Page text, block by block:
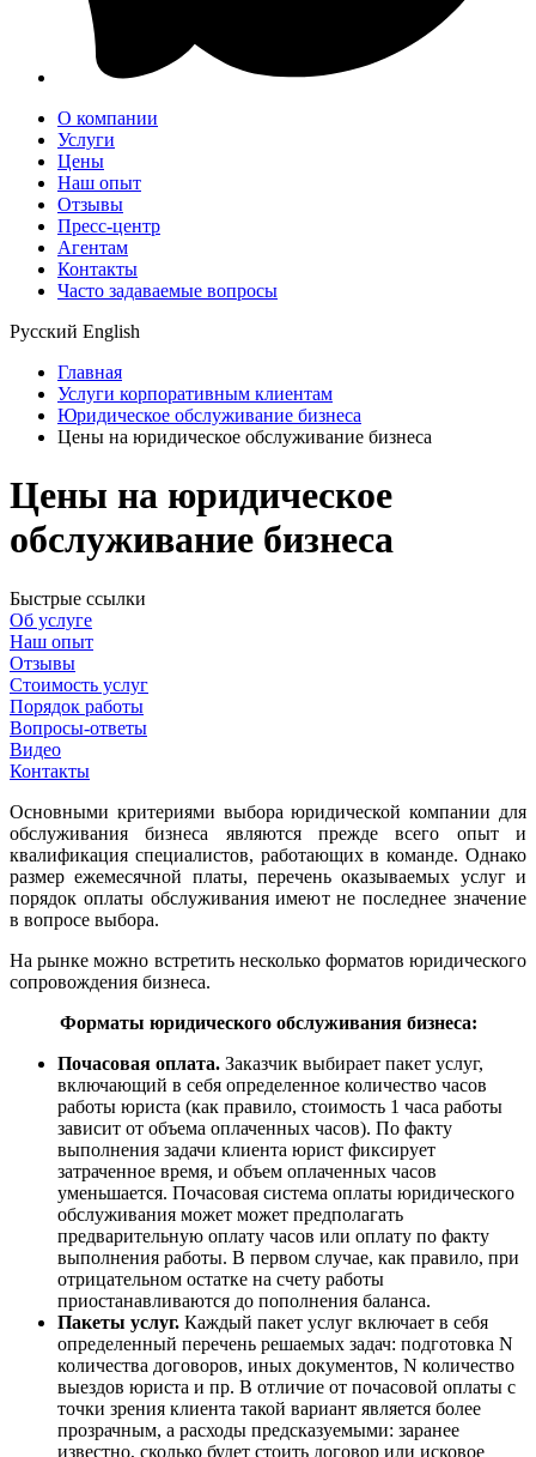
О компании
Услуги
Цены
Наш опыт
Отзывы
Пресс-центр
Агентам
Контакты
Часто задаваемые вопросы
Русский English
Главная
Услуги корпоративным клиентам
Юридическое обслуживание бизнеса
Цены на юридическое обслуживание бизнеса
Цены на юридическое
обслуживание бизнеса
Быстрые ссылки
Об услуге
Наш опыт
Отзывы
Стоимость услуг
Порядок работы
Вопросы-ответы
Видео
Контакты
Основными критериями выбора юридической компании для
обслуживания бизнеса являются прежде всего опыт и
квалификация специалистов, работающих в команде. Однако
размер ежемесячной платы, перечень оказываемых услуг и
порядок оплаты обслуживания имеют не последнее значение
в вопросе выбора.
На рынке можно встретить несколько форматов юридического
сопровождения бизнеса.
Форматы юридического обслуживания бизнеса:
Почасовая оплата. Заказчик выбирает пакет услуг,
включающий в себя определенное количество часов
работы юриста (как правило, стоимость 1 часа работы
зависит от объема оплаченных часов). По факту
выполнения задачи клиента юрист фиксирует
затраченное время, и объем оплаченных часов
уменьшается. Почасовая система оплаты юридического
обслуживания может может предполагать
предварительную оплату часов или оплату по факту
выполнения работы. В первом случае, как правило, при
отрицательном остатке на счету работы
приостанавливаются до пополнения баланса.
Пакеты услуг. Каждый пакет услуг включает в себя
определенный перечень решаемых задач: подготовка N
количества договоров, иных документов, N количество
выездов юриста и пр. В отличие от почасовой оплаты с
точки зрения клиента такой вариант является более
прозрачным, а расходы предсказуемыми: заранее
известно, сколько будет стоить договор или исковое